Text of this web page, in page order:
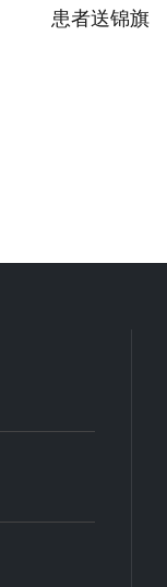
患者送锦旗